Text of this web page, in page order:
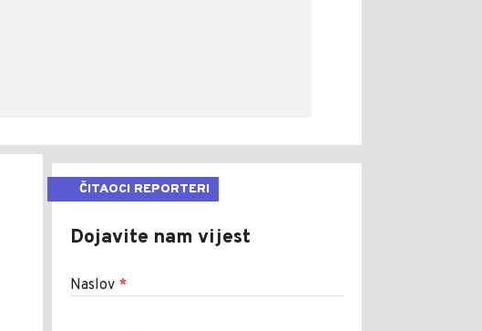
ČITAOCI REPORTERI
Dojavite nam vijest
Naslov *